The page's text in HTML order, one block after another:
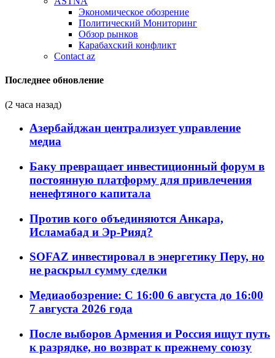
Экономическое обозрение
Политический Мониторинг
Обзор рынков
Карабахский конфликт
Contact az
Последнее обновление
(2 часа назад)
Азербайджан централизует управление
медиа
Баку превращает инвестиционный форум в
постоянную платформу для привлечения
ненефтяного капитала
Против кого объединяются Анкара,
Исламабад и Эр-Рияд?
SOFAZ инвестировал в энергетику Перу, но
не раскрыл сумму сделки
Медиаобозрение: С 16:00 6 августа до 16:00
7 августа 2026 года
После выборов Армения и Россия ищут путь
к разрядке, но возврат к прежнему союзу